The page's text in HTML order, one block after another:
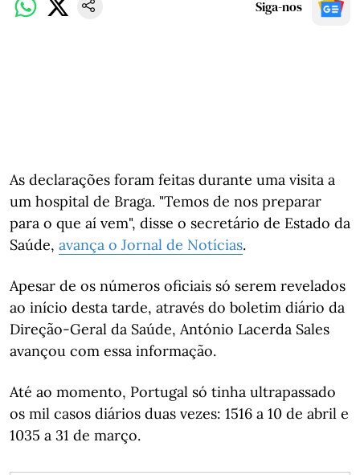
Siga-nos
As declarações foram feitas durante uma visita a
um hospital de Braga. "Temos de nos preparar
para o que aí vem", disse o secretário de Estado da
Saúde, avança o Jornal de Notícias.
Apesar de os números oficiais só serem revelados
ao início desta tarde, através do boletim diário da ​
Direção-Geral da Saúde, António Lacerda Sales
avançou com essa informação.
Até ao momento, Portugal só tinha ultrapassado
os mil casos diários duas vezes: 1516 a 10 de abril e
1035 a 31 de março.